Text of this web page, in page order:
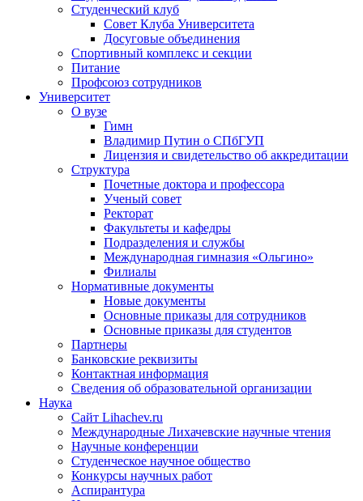
Студенческий клуб
Совет Клуба Университета
Досуговые объединения
Спортивный комплекс и секции
Питание
Профсоюз сотрудников
Университет
О вузе
Гимн
Владимир Путин о СПбГУП
Лицензия и свидетельство об аккредитации
Структура
Почетные доктора и профессора
Ученый совет
Ректорат
Факультеты и кафедры
Подразделения и службы
Международная гимназия «Ольгино»
Филиалы
Нормативные документы
Новые документы
Основные приказы для сотрудников
Основные приказы для студентов
Партнеры
Банковские реквизиты
Контактная информация
Сведения об образовательной организации
Наука
Сайт Lihachev.ru
Международные Лихачевские научные чтения
Научные конференции
Студенческое научное общество
Конкурсы научных работ
Аспирантура